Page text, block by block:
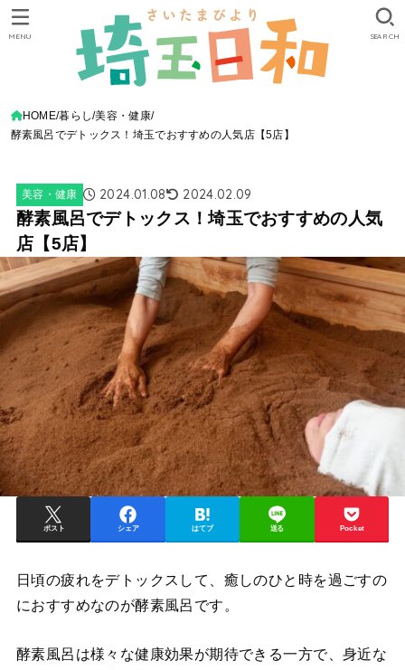
SEARCH
MENU
HOME 暮らし 美容・健康
酵素風呂でデトックス！埼玉でおすすめの人気店【5店】
美容・健康 2024.01.08 2024.02.09
酵素風呂でデトックス！埼玉でおすすめの人気
店【5店】
ポスト シェア はてブ 送る Pocket
日頃の疲れをデトックスして、癒しのひと時を過ごすの
におすすめなのが酵素風呂です。
酵素風呂は様々な健康効果が期待できる一方で、身近な